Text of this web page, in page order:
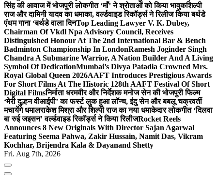
सिंह की आवाज में भोजपुरी लोकगीत ‘माँ’ ने श्रोताओं को किया भावुकशिल्पी
राज और दामिनी यादव का धमाका, वर्ल्डवाइड रिकॉर्ड्स ने रिलीज किया बर्थडे
एंथम गाना ‘बर्थडे वाला दिनTop Leading Lawyer V. K. Dubey,
Chairman Of Vkdl Npa Advisory Council, Receives
Distinguished Honour At The 2nd International Bar & Bench
Badminton Championship In LondonRamesh Joginder Singh
Chandra A Submarine Warrior, A Nation Builder And A Living
Symbol Of DedicationMumbai’s Divya Patadia Crowned Mrs.
Royal Global Queen 2026AAFT Introduces Prestigious Awards
For Short Films At The Historic 128th AAFT Festival Of Short
Digital Filmsनिर्माता धरमवीर और निर्देशक मनोज सेन की भोजपुरी फिल्म
‘मेरी दुल्हन वीआईपी’ का फर्स्ट लुक हुआ लॉन्च, इंदु सेन और बबलू चक्रवर्ती
मचायेंगे धमालराकेश मिश्रा और शिल्पी राज का नया धमाकेदार लोकगीत ‘दिलवा
बा रुई जइसन’ वर्ल्डवाइड रिकॉर्ड्स ने किया रिलीजRocket Reels
Announces 8 New Originals With Director Sajan Agarwal
Featuring Seema Pahwa, Zakir Hussain, Namit Das, Vikram
Kochhar, Brijendra Kala & Dayanand Shetty
Fri. Aug 7th, 2026